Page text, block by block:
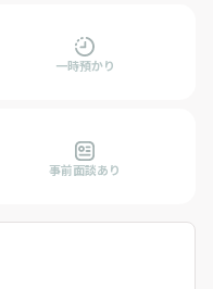
一時預かり
事前面談あり